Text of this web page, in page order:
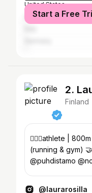
United States
Spain
Start a Free
2.
Finland
🏃🏼‍♀️athlete |
(running & gym)
@puhdistamo
@laurarosilla